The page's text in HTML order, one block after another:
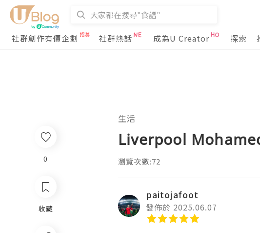
社群創作有價企劃 社群熱話 成為U Creator 探索
生活
Liverpool
瀏覽次數:72
paitojafoot
發佈於 2025.06.07
0
收藏